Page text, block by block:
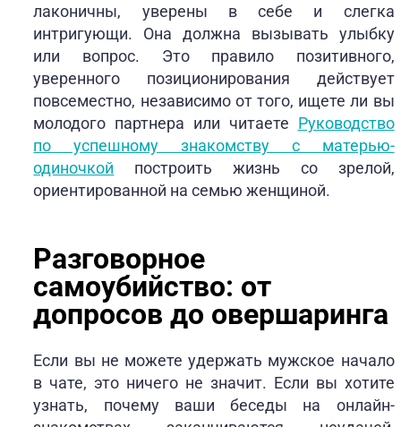
лаконичны, уверены в себе и слегка
интригующи. Она должна вызывать улыбку
или вопрос. Это правило позитивного,
уверенного позиционирования действует
повсеместно, независимо от того, ищете ли вы
молодого партнера или читаете Руководство
по успешному знакомству с матерью-
одиночкой построить жизнь со зрелой,
ориентированной на семью женщиной.
Разговорное
самоубийство: от
допросов до овершаринга
Если вы не можете удержать мужское начало
в чате, это ничего не значит. Если вы хотите
узнать, почему ваши беседы на онлайн-